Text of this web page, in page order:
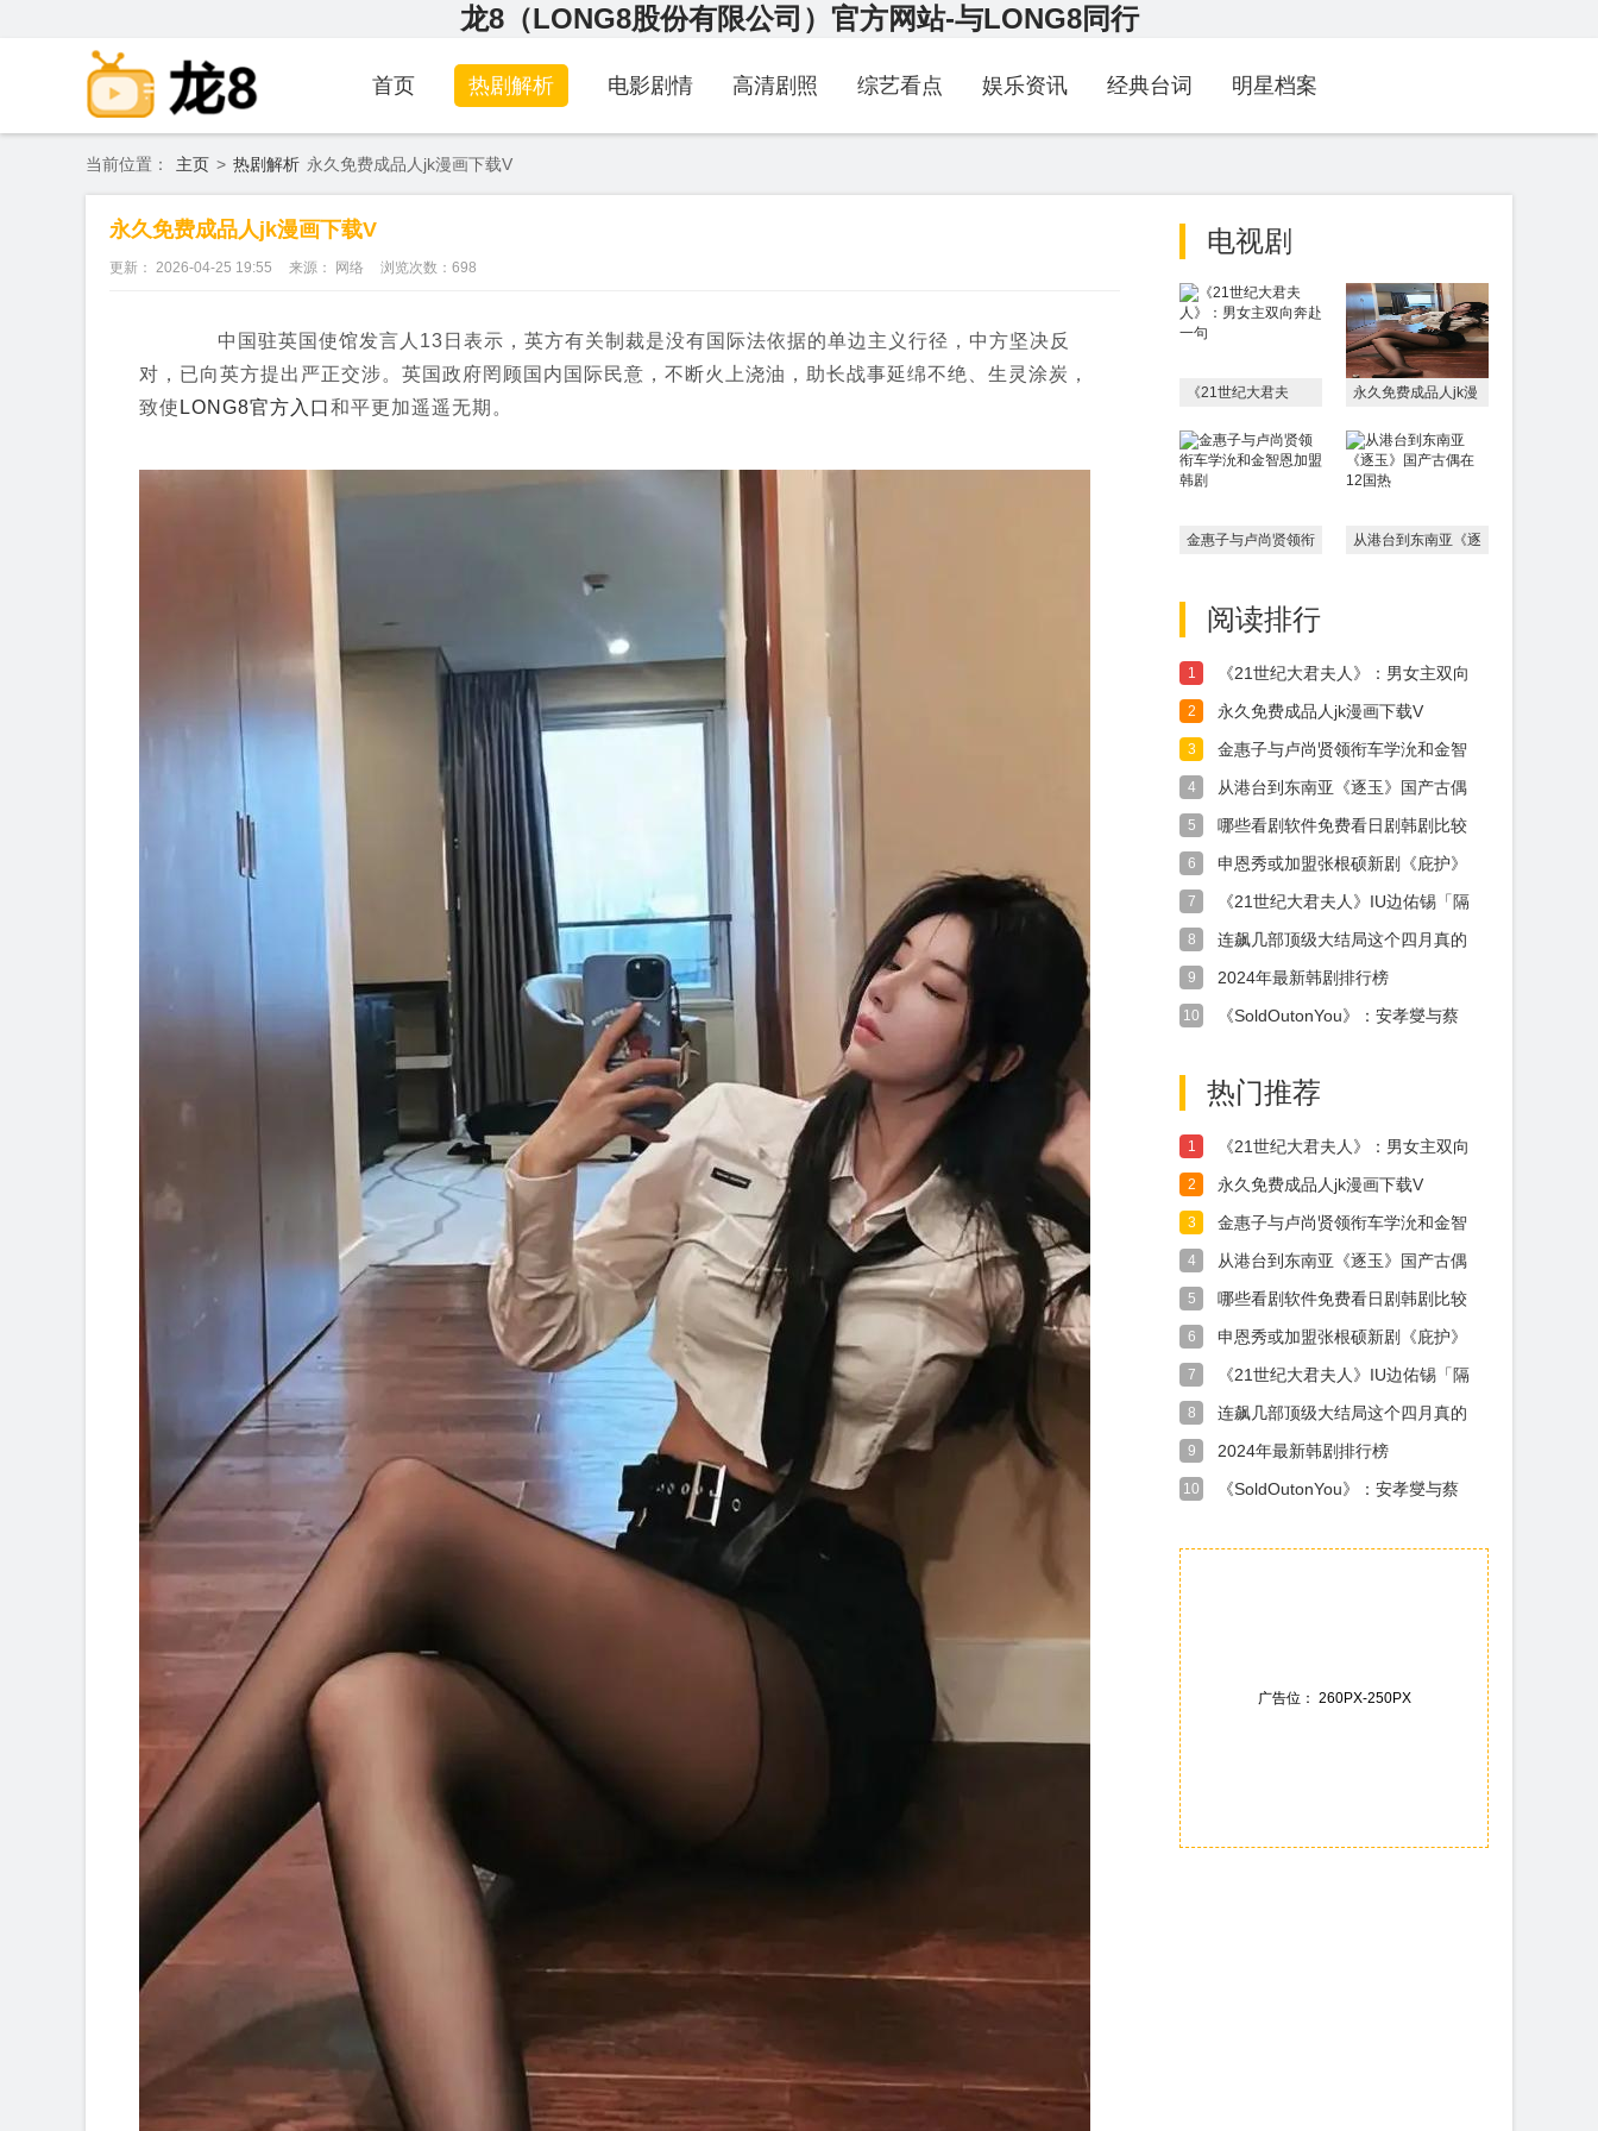
龙8（LONG8股份有限公司）官方网站-与LONG8同行
首页 热剧解析 电影剧情 高清剧照 综艺看点 娱乐资讯 经典台词 明星档案
当前位置： 主页 > 热剧解析 永久免费成品人jk漫画下载V
永久免费成品人jk漫画下载V
更新： 2026-04-25 19:55 来源： 网络 浏览次数： 698
中国驻英国使馆发言人13日表示，英方有关制裁是没有国际法依据的单边主义行径，中方坚决反
对，已向英方提出严正交涉。英国政府罔顾国内国际民意，不断火上浇油，助长战事延绵不绝、生灵涂炭，
致使 LONG8官方入口和平更加遥遥无期。
电视剧
《21世纪大君夫
赴一句
永久免费成品人jk漫
金惠子与卢尚贤领衔
从港台到东南亚《逐
阅读排行
1
《21世纪大君夫人》：男女主双向
2 永久免费成品人jk漫画下载V
3
金惠子与卢尚贤领衔车学沇和金智
4
从港台到东南亚《逐玉》国产古偶
5
哪些看剧软件免费看日剧韩剧比较
6
申恩秀或加盟张根硕新剧《庇护》
7
《21世纪大君夫人》IU边佑锡「隔
8
连飙几部顶级大结局这个四月真的
9 2024年最新韩剧排行榜
10 《SoldOutonYou》：安孝燮与蔡
热门推荐
1
《21世纪大君夫人》：男女主双向
2 永久免费成品人jk漫画下载V
3
金惠子与卢尚贤领衔车学沇和金智
4
从港台到东南亚《逐玉》国产古偶
5
哪些看剧软件免费看日剧韩剧比较
6
申恩秀或加盟张根硕新剧《庇护》
7
《21世纪大君夫人》IU边佑锡「隔
8
连飙几部顶级大结局这个四月真的
9 2024年最新韩剧排行榜
10 《SoldOutonYou》：安孝燮与蔡
广告位： 260PX-250PX